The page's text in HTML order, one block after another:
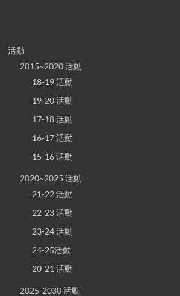
活動
2015~2020 活動
18-19 活動
19-20 活動
17-18 活動
16-17 活動
15-16 活動
2020~2025 活動
21-22 活動
22-23 活動
23-24 活動
24-25活動
20-21 活動
2025-2030 活動